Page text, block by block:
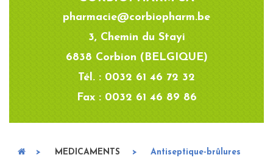
pharmacie@corbiopharm.be
3, Chemin du Stayi
6838 Corbion (BELGIQUE)
Tél. : 0032 61 46 72 32
Fax : 0032 61 46 89 86
> MEDICAMENTS > Antiseptique-brûlures